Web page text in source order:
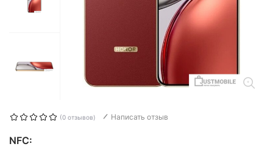
(0 отзывов) Написать отзыв
NFC: